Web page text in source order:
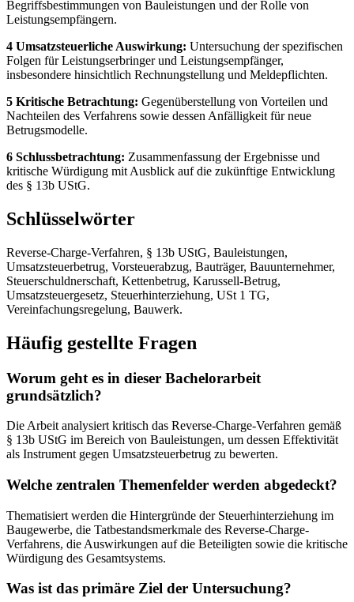
Begriffsbestimmungen von Bauleistungen und der Rolle von
Leistungsempfängern.
4 Umsatzsteuerliche Auswirkung: Untersuchung der spezifischen
Folgen für Leistungserbringer und Leistungsempfänger,
insbesondere hinsichtlich Rechnungstellung und Meldepflichten.
5 Kritische Betrachtung: Gegenüberstellung von Vorteilen und
Nachteilen des Verfahrens sowie dessen Anfälligkeit für neue
Betrugsmodelle.
6 Schlussbetrachtung: Zusammenfassung der Ergebnisse und
kritische Würdigung mit Ausblick auf die zukünftige Entwicklung
des § 13b UStG.
Schlüsselwörter
Reverse-Charge-Verfahren, § 13b UStG, Bauleistungen,
Umsatzsteuerbetrug, Vorsteuerabzug, Bauträger, Bauunternehmer,
Steuerschuldnerschaft, Kettenbetrug, Karussell-Betrug,
Umsatzsteuergesetz, Steuerhinterziehung, USt 1 TG,
Vereinfachungsregelung, Bauwerk.
Häufig gestellte Fragen
Worum geht es in dieser Bachelorarbeit
grundsätzlich?
Die Arbeit analysiert kritisch das Reverse-Charge-Verfahren gemäß
§ 13b UStG im Bereich von Bauleistungen, um dessen Effektivität
als Instrument gegen Umsatzsteuerbetrug zu bewerten.
Welche zentralen Themenfelder werden abgedeckt?
Thematisiert werden die Hintergründe der Steuerhinterziehung im
Baugewerbe, die Tatbestandsmerkmale des Reverse-Charge-
Verfahrens, die Auswirkungen auf die Beteiligten sowie die kritische
Würdigung des Gesamtsystems.
Was ist das primäre Ziel der Untersuchung?